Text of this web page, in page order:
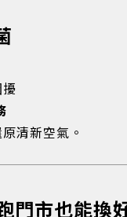
清新空氣。